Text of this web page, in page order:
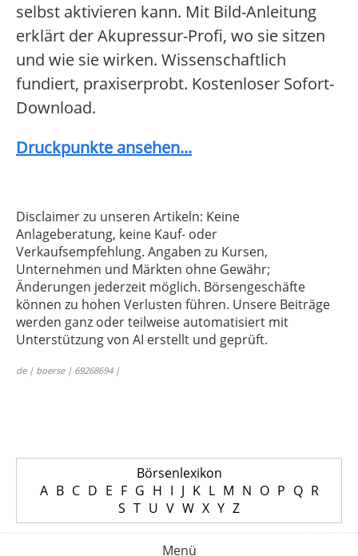
selbst aktivieren kann. Mit Bild-Anleitung
erklärt der Akupressur-Profi, wo sie sitzen
und wie sie wirken. Wissenschaftlich
fundiert, praxiserprobt. Kostenloser Sofort-
Download.
Druckpunkte ansehen...
Disclaimer zu unseren Artikeln: Keine
Anlageberatung, keine Kauf- oder
Verkaufsempfehlung. Angaben zu Kursen,
Unternehmen und Märkten ohne Gewähr;
Änderungen jederzeit möglich. Börsengeschäfte
können zu hohen Verlusten führen. Unsere Beiträge
werden ganz oder teilweise automatisiert mit
Unterstützung von AI erstellt und geprüft.
de | boerse | 69268694 |
Börsenlexikon
A B C D E F G H I J K L M N O P Q R
S T U V W X Y Z
Menü